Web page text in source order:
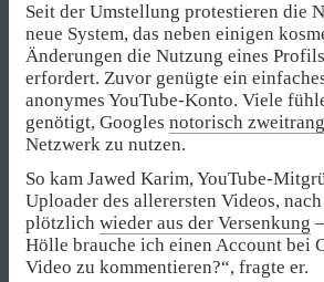
Seit der Umstellung protestieren die
neue System, das neben einigen
Änderungen die Nutzung eines
erfordert. Zuvor genügte ein
anonymes YouTube-Konto. Viele
genötigt, Googles notorisch
Netzwerk zu nutzen.
So kam Jawed Karim, YouTube-
Uploader des allerersten Videos,
plötzlich wieder aus der Versenkung
Hölle brauche ich einen Account bei
Video zu kommentieren?“, fragte er.